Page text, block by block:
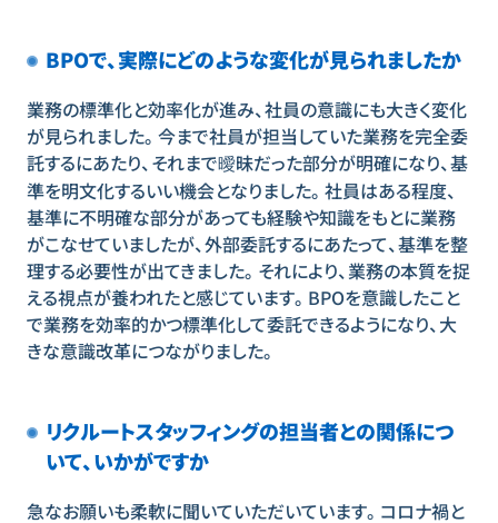
BPOで、実際にどのような変化が見られましたか
業務の標準化と効率化が進み、社員の意識にも大きく変化
が見られました。今まで社員が担当していた業務を完全委
託するにあたり、それまで曖昧だった部分が明確になり、基
準を明文化するいい機会となりました。社員はある程度、
基準に不明確な部分があっても経験や知識をもとに業務
がこなせていましたが、外部委託するにあたって、基準を整
理する必要性が出てきました。それにより、業務の本質を捉
える視点が養われたと感じています。BPOを意識したこと
で業務を効率的かつ標準化して委託できるようになり、大
きな意識改革につながりました。
リクルートスタッフィングの担当者との関係につ
いて、いかがですか
急なお願いも柔軟に聞いていただいています。コロナ禍と